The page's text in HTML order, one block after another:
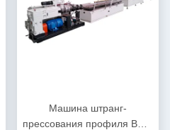
Машина штранг-
прессования профиля ВПК/